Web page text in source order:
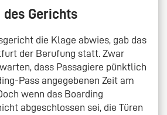
des Gerichts
die Klage abwies, gab das
der Berufung statt. Zwar
dass Passagiere pünktlich
Pass angegebenen Zeit am
wenn das Boarding
abgeschlossen sei, die Türen